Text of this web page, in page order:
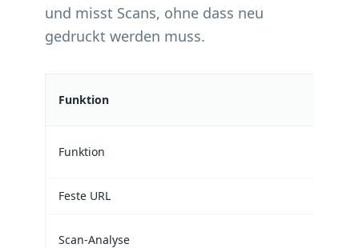
und misst Scans, ohne dass neu
gedruckt werden muss.
Funktion
Funktion
Feste URL
Scan-Analyse